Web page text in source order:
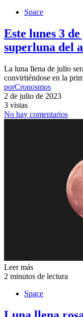
Space
Este lunes 3
superluna del
La luna llena de julio
convirtiéndose en la
porCronosmos
2 de julio de 2023
3 vistas
No hay comentarios
Leer más
2 minutos de lectura
Space